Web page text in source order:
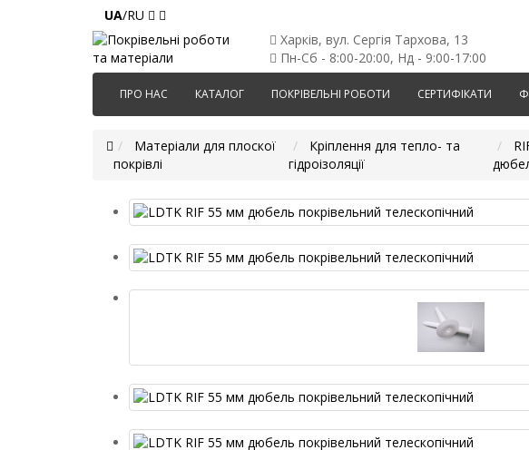
UA/RU
Харків, вул. Сергія Тархова, 13
Пн-Сб - 8:00-20:00, Нд - 9:00-17:00
ПРО НАС КАТАЛОГ ПОКРІВЕЛЬНІ РОБОТИ СЕРТИФІКАТИ
Матеріали для плоскої
покрівлі
Кріплення для тепло- та
гідроізоляції